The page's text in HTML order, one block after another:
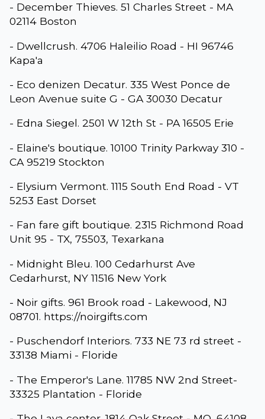
- December Thieves. 51 Charles Street - MA
02114 Boston
- Dwellcrush. 4706 Haleilio Road - HI 96746
Kapa'a
- Eco denizen Decatur. 335 West Ponce de
Leon Avenue suite G - GA 30030 Decatur
- Edna Siegel. 2501 W 12th St - PA 16505 Erie
- Elaine's boutique. 10100 Trinity Parkway 310 -
CA 95219 Stockton
- Elysium Vermont. 1115 South End Road - VT
5253 East Dorset
- Fan fare gift boutique. 2315 Richmond Road
Unit 95 - TX, 75503, Texarkana
- Midnight Bleu. 100 Cedarhurst Ave
Cedarhurst, NY 11516 New York
- Noir gifts. 961 Brook road - Lakewood, NJ
08701. https://noirgifts.com
- Puschendorf Interiors. 733 NE 73 rd street -
33138 Miami - Floride
- The Emperor's Lane. 11785 NW 2nd Street-
33325 Plantation - Floride